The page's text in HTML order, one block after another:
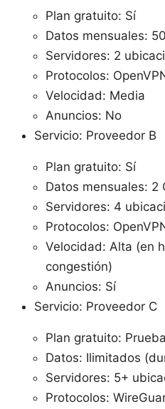
Plan gratuito: Sí
Datos mensuales:
Servidores: 2
Protocolos:
Velocidad: Media
Anuncios: No
Servicio: Proveedor B
Plan gratuito: Sí
Datos mensuales: 2
Servidores: 4
Protocolos:
Velocidad: Alta (en
congestión)
Anuncios: Sí
Servicio: Proveedor C
Plan gratuito:
Datos: Ilimitados
Servidores: 5+
Protocolos: